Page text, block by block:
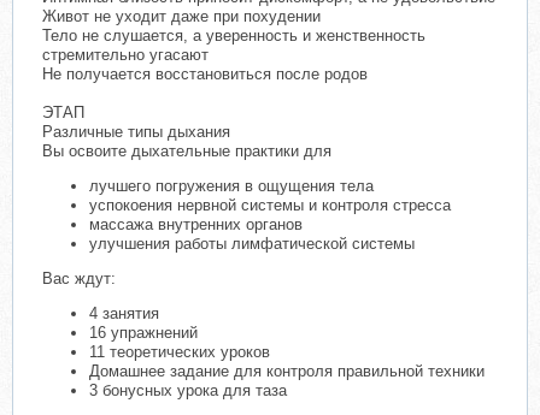
Живот не уходит даже при похудении
Тело не слушается, а уверенность и женственность
стремительно угасают
Не получается восстановиться после родов
ЭТАП
Различные типы дыхания
Вы освоите дыхательные практики для
лучшего погружения в ощущения тела
успокоения нервной системы и контроля стресса
массажа внутренних органов
улучшения работы лимфатической системы
Вас ждут:
4 занятия
16 упражнений
11 теоретических уроков
Домашнее задание для контроля правильной техники
3 бонусных урока для таза